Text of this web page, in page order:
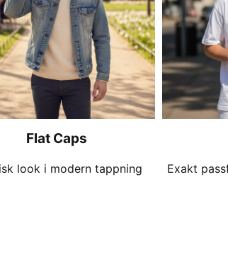
Flat Caps
look i modern tappning
Exakt